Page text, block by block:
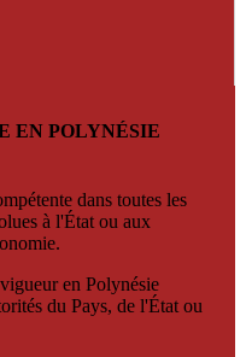
EN POLYNÉSIE
dans toutes les
à l'État ou aux
en Polynésie
du Pays, de l'État ou